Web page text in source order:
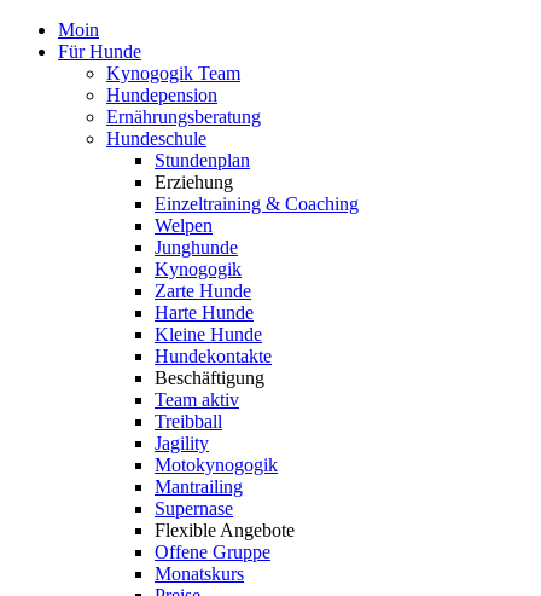
Moin
Für Hunde
Kynogogik Team
Hundepension
Ernährungsberatung
Hundeschule
Stundenplan
Erziehung
Einzeltraining & Coaching
Welpen
Junghunde
Kynogogik
Zarte Hunde
Harte Hunde
Kleine Hunde
Hundekontakte
Beschäftigung
Team aktiv
Treibball
Jagility
Motokynogogik
Mantrailing
Supernase
Flexible Angebote
Offene Gruppe
Monatskurs